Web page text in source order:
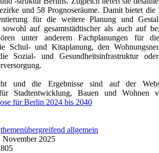
und 58 Prognoseräume. Damit bietet die
für die weitere Planung und
sowohl auf gesamtstädtischer als auch auf
unter anderem Fachplanungen für
Schul- und Kitaplanung, den
Sozial- und Gesundheitsinfrastruktur
und die Ergebnisse sind auf der
Stadtentwicklung, Bauen und Wohnen
für Berlin 2024 bis 2040
themenübergreifend allgemein
November 2025